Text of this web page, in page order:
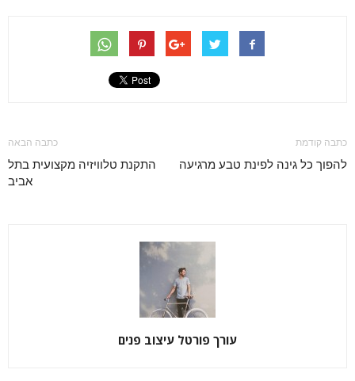
כתבה קודמת
להפוך כל גינה לפינת טבע מרגיעה
כתבה הבאה
התקנת טלוויזיה מקצועית בתל
אביב
עורך פורטל עיצוב פנים